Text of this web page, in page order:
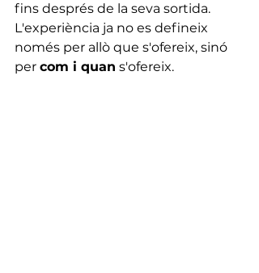
fins després de la seva sortida.
L'experiència ja no es defineix
només per allò que s'ofereix, sinó
per com i quan s'ofereix.